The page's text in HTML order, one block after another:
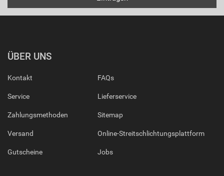
ÜBER UNS
Kontakt
Service
Zahlungsmethoden
Versand
Gutscheine
FAQs
Lieferservice
Sitemap
Online-Streitschlichtungsplattform
Jobs